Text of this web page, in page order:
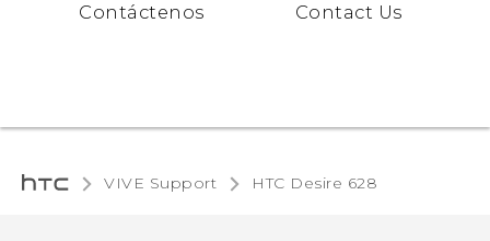
Contáctenos Contact Us
VIVE Support HTC Desire 628‎